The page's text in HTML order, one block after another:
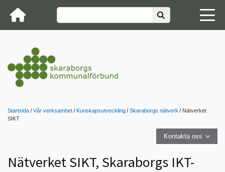
Startsida Vår verksamhet Kunskapsutveckling Skaraborgs nätverk
Nätverket
SIKT
Kontakta oss
Nätverket SIKT, Skaraborgs IKT-